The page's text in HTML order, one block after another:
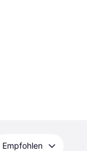
Empfohlen